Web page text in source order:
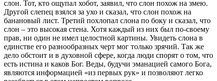
слон. Тот, кто ощупал хобот, заявил, что слон похож на змею.
Другой слепец взялся за ухо и сказал, что слон похож на
банановый лист. Третий похлопал слона по боку и сказал, что
слон – это высокая стена. Хотя каждый из них был по-своему
прав, ни один не имел целостной картины. Увидеть слона в
единстве его разнообразных черт мог только зрячий. Так же
дело обстоит и в духовной сфере, когда люди спорят о том, что
есть истина и каков Бог. Веды, будучи эманацией самого Бога,
являются информацией «из первых рук» и позволяют легко